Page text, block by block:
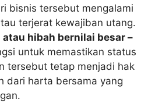
bisnis tersebut mengalami
terjerat kewajiban utang.
hibah bernilai besar –
untuk memastikan status
tersebut tetap menjadi hak
dari harta bersama yang